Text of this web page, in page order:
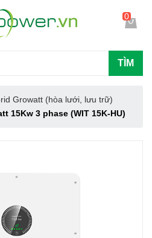
TÌM
0
Growatt (hòa lưới, lưu trữ)
15Kw 3 phase (WIT 15K-HU)